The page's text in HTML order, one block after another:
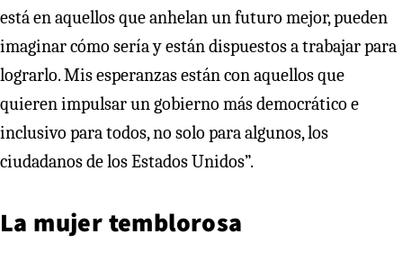
está en aquellos que anhelan un futuro mejor, pueden
imaginar cómo sería y están dispuestos a trabajar para
lograrlo. Mis esperanzas están con aquellos que
quieren impulsar un gobierno más democrático e
inclusivo para todos, no solo para algunos, los
ciudadanos de los Estados Unidos”.
La mujer temblorosa